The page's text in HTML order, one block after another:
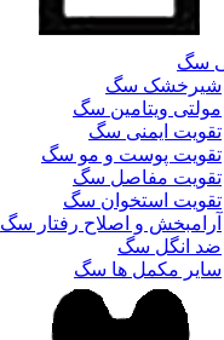
سگ
شیرخشک سگ
مولتی ویتامین سگ
تقویت ایمنی سگ
تقویت پوست و مو سگ
تقویت مفاصل سگ
تقویت استخوان سگ
آرامبخش و اصلاح رفتار سگ
ضد انگل سگ
سایر مکمل ها سگ